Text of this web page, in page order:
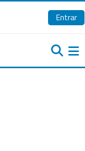
Entrar